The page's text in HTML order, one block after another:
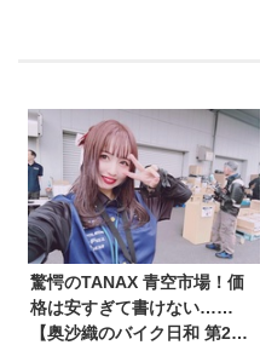
驚愕のTANAX 青空市場！価
格は安すぎて書けない……
【奥沙織のバイク日和 第2